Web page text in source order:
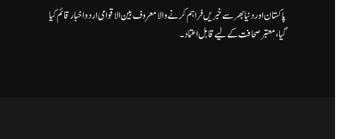
پاکستان اور دنیا بھر سے خبریں فراہم کرنے والا معروف بین الاقوامی اردو اخبار قائم کیا
گیا، معتبر صحافت کے لیے قابل اعتماد۔